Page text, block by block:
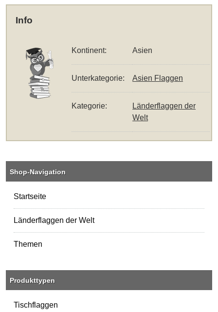
Info
Kontinent: Asien
Unterkategorie: Asien Flaggen
Kategorie:
Länderflaggen der
Welt
Shop-Navigation
Startseite
Länderflaggen der Welt
Themen
Produkttypen
Tischflaggen